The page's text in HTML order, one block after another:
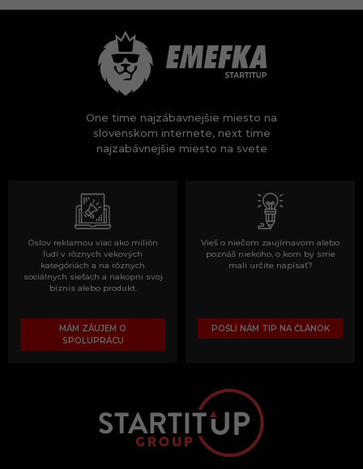
One time najzábavnejšie miesto na
slovenskom internete, next time
najzabávnejšie miesto na svete
Oslov reklamou viac ako milión
ľudí v rôznych vekových
kategóriách a na rôznych
sociálnych sieťach a nakopni svoj
biznis alebo produkt.
MÁM ZÁUJEM O
SPOLUPRÁCU
Vieš o niečom zaujímavom alebo
poznáš niekoho, o kom by sme
mali určite napísať?
POŠLI NÁM TIP NA ČLÁNOK